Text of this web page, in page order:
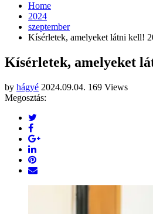
Home
2024
szeptember
Kísérletek, amelyeket látni kell!
Kísérletek, amelyeket
by hágyé 2024.09.04. 169 Views
Megosztás: